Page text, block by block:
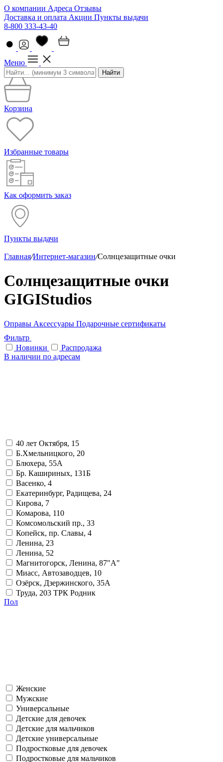
О компании Адреса Отзывы
Доставка и оплата Акции Пункты выдачи
8-800 333-43-40
Меню
Найти
Корзина
Избранные товары
Как оформить заказ
Пункты выдачи
Главная/Интернет-магазин/Солнцезащитные очки
Солнцезащитные очки
GIGIStudios
Оправы Аксессуары Подарочные сертификаты
Фильтр
Новинки
Распродажа
В наличии по адресам
40 лет Октября, 15
Б.Хмельницкого, 20
Блюхера, 55А
Бр. Кашириных, 131Б
Васенко, 4
Екатеринбург, Радищева, 24
Кирова, 7
Комарова, 110
Комсомольский пр., 33
Копейск, пр. Славы, 4
Ленина, 23
Ленина, 52
Магнитогорск, Ленина, 87"А"
Миасс, Автозаводцев, 10
Озёрск, Дзержинского, 35А
Труда, 203 ТРК Родник
Пол
Женские
Мужские
Универсальные
Детские для девочек
Детские для мальчиков
Детские универсальные
Подростковые для девочек
Подростковые для мальчиков